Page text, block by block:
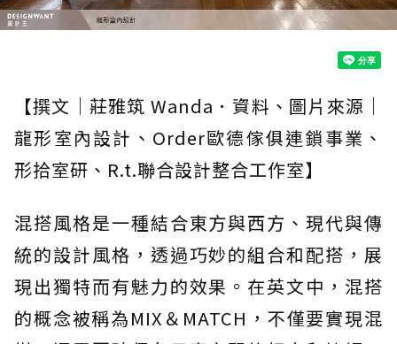
【撰文｜莊雅筑 Wanda．資料、圖片來源｜
龍形室內設計、Order歐德傢俱連鎖事業、
形拾室研、R.t.聯合設計整合工作室】
混搭風格是一種結合東方與西方、現代與傳
統的設計風格，透過巧妙的組合和配搭，展
現出獨特而有魅力的效果。在英文中，混搭
的概念被稱為MIX＆MATCH，不僅要實現混